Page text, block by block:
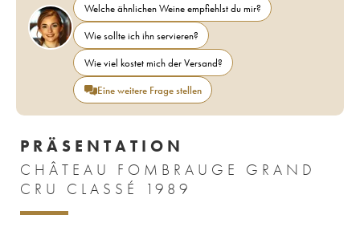
Welche ähnlichen Weine empfiehlst du mir?
Wie sollte ich ihn servieren?
Wie viel kostet mich der Versand?
Eine weitere Frage stellen
PRÄSENTATION
CHÂTEAU FOMBRAUGE GRAND
CRU CLASSÉ 1989